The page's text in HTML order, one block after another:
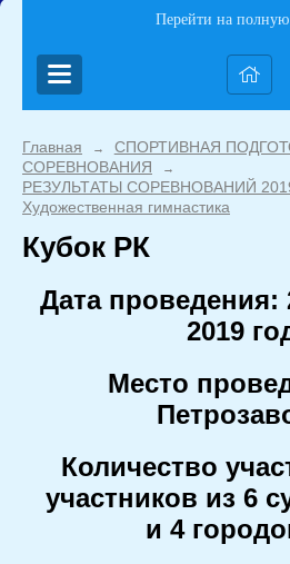
Перейти на
Главная → СПОРТИВНАЯ
СОРЕВНОВАНИЯ →
РЕЗУЛЬТАТЫ СОРЕВНОВАНИЙ 2019
Художественная гимнастика
Кубок РК
Дата проведения:
2019
Место
Количество
участников из 6
и 4